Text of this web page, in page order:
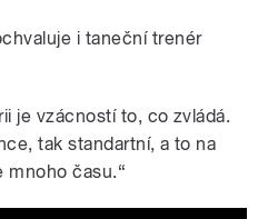
i taneční trenér
je vzácností to, co zvládá.
tak standartní, a to na
mnoho času.“